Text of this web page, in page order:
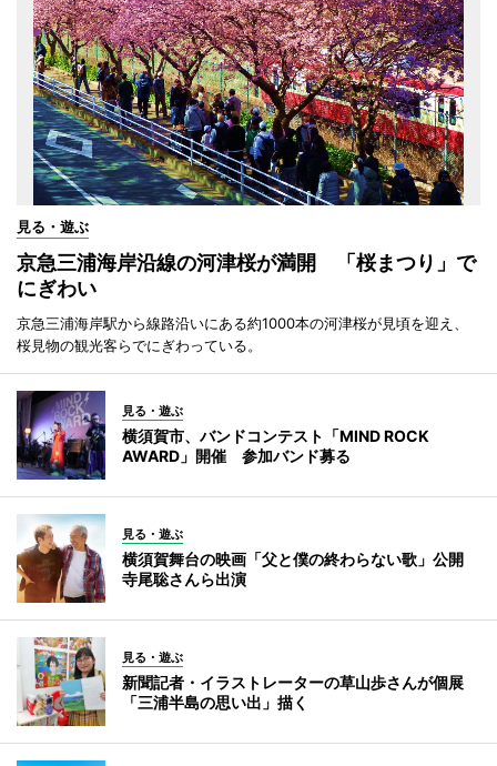
見る・遊ぶ
京急三浦海岸沿線の河津桜が満開 「桜まつり」で
にぎわい
京急三浦海岸駅から線路沿いにある約1000本の河津桜が見頃を迎え、
桜見物の観光客らでにぎわっている。
見る・遊ぶ
横須賀市、バンドコンテスト「MIND ROCK
AWARD」開催 参加バンド募る
見る・遊ぶ
横須賀舞台の映画「父と僕の終わらない歌」公開
寺尾聡さんら出演
見る・遊ぶ
新聞記者・イラストレーターの草山歩さんが個展
「三浦半島の思い出」描く